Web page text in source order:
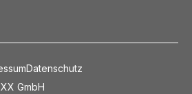
GmbH
Datenschutz